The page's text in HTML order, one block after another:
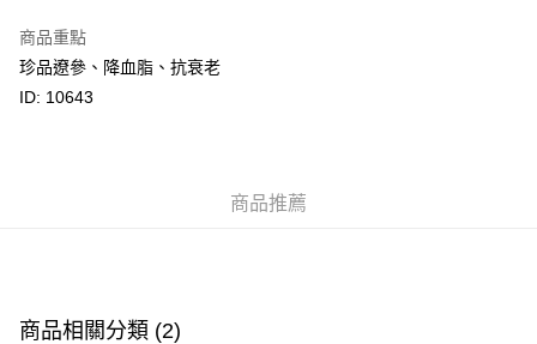
相關說明
轉數快識別碼(FPS ID)：4042362 中國銀行戶口：012-875-1-240680-7 匯
豐銀行戶口：652-589300-838 收款人：PREMIER FOOD LTD 請於24小時
送貨方式
每筆HK$80.00，滿HK$380.00或以上免運費
滿$380免運費 - 送貨到家(3-5個工作天內送達)
商品重點
珍品遼參、降血脂、抗衰老
ID: 10643
商品推薦
商品相關分類 (2)